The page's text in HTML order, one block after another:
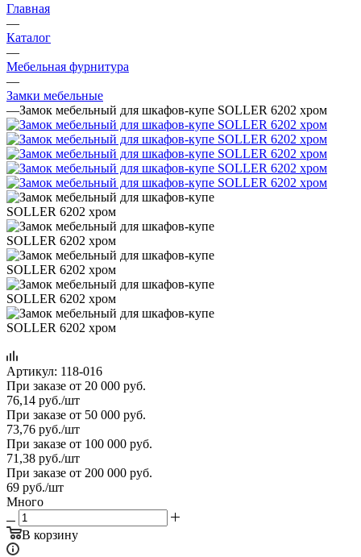
Главная
—
Каталог
—
Мебельная фурнитура
—
Замки мебельные
—Замок мебельный для шкафов-купе SOLLER 6202 хром
Артикул: 118-016
При заказе от 20 000 руб.
76,14 руб./шт
При заказе от 50 000 руб.
73,76 руб./шт
При заказе от 100 000 руб.
71,38 руб./шт
При заказе от 200 000 руб.
69 руб./шт
Много
В корзину